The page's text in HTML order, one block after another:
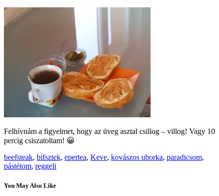
Felhívnám a figyelmet, hogy az üveg asztal csillog – villog! Vagy 10
percig csiszatoltam! 😀
beefsteak, bifsztek, epertea, Keve, kovászos uborka, paradicsom,
pástétom, reggeli
You May Also Like